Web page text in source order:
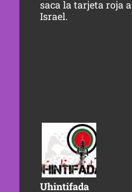
saca la tarjeta roja a
Israel.
Uhintifada